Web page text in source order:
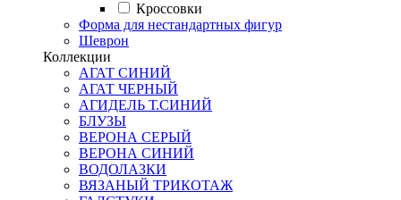
Кроссовки
Форма для нестандартных фигур
Шеврон
Коллекции
АГАТ СИНИЙ
АГАТ ЧЕРНЫЙ
АГИДЕЛЬ Т.СИНИЙ
БЛУЗЫ
ВЕРОНА СЕРЫЙ
ВЕРОНА СИНИЙ
ВОДОЛАЗКИ
ВЯЗАНЫЙ ТРИКОТАЖ